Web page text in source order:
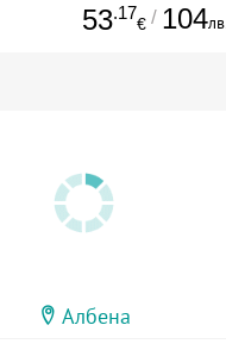
53.17
€ / 104лв.
Албена